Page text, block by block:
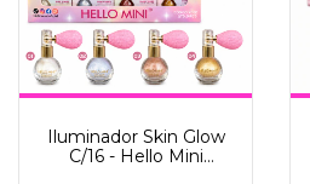
Iluminador Skin Glow
C/16 - Hello Mini